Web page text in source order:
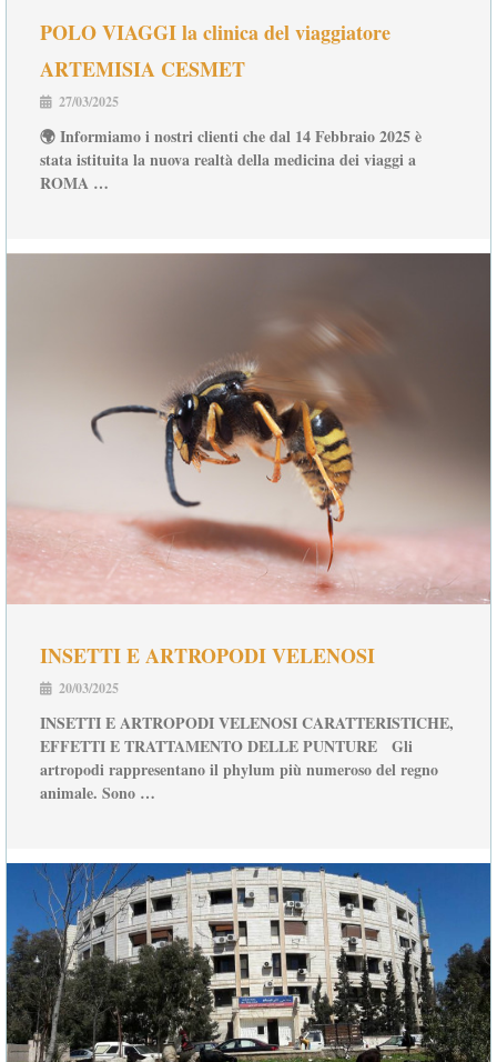
POLO VIAGGI la clinica del viaggiatore
ARTEMISIA CESMET
27/03/2025
🌍 Informiamo i nostri clienti che dal 14 Febbraio 2025 è
stata istituita la nuova realtà della medicina dei viaggi a
ROMA …
INSETTI E ARTROPODI VELENOSI
20/03/2025
INSETTI E ARTROPODI VELENOSI CARATTERISTICHE,
EFFETTI E TRATTAMENTO DELLE PUNTURE Gli
artropodi rappresentano il phylum più numeroso del regno
animale. Sono …